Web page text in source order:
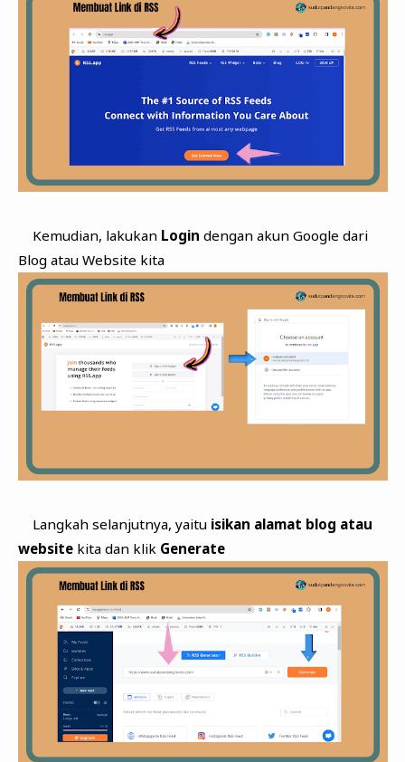
Kemudian, lakukan Login dengan akun Google dari
Blog atau Website kita
Langkah selanjutnya, yaitu isikan alamat blog atau
websitekita dan klik Generate